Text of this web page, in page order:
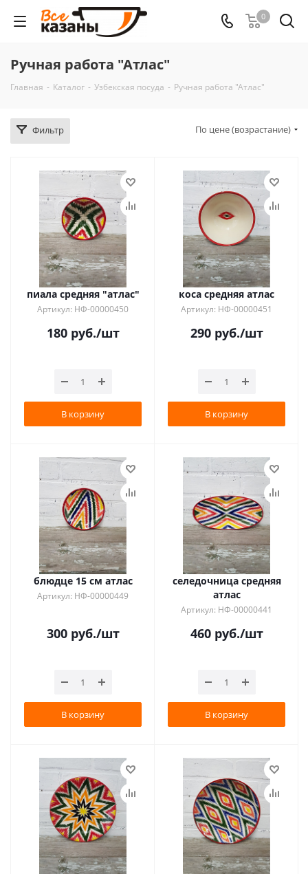
0
Ручная работа "Атлас"
Главная - Каталог - Узбекская посуда - Ручная работа "Атлас"
Фильтр По цене (возрастание)
пиала средняя "атлас"
Артикул: НФ-00000450
180руб./шт
В корзину
коса средняя атлас
Артикул: НФ-00000451
290руб./шт
В корзину
блюдце 15 см атлас
Артикул: НФ-00000449
300руб./шт
В корзину
селедочница средняя
атлас
Артикул: НФ-00000441
460руб./шт
В корзину